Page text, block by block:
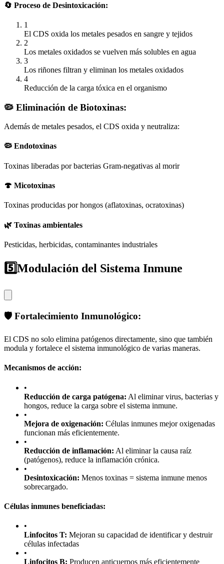
🔄 Proceso de Desintoxicación:
1
El CDS oxida los metales pesados en sangre y tejidos
2
Los metales oxidados se vuelven más solubles en agua
3
Los riñones filtran y eliminan los metales oxidados
4
Reducción de la carga tóxica en el organismo
🦠 Eliminación de Biotoxinas:
Además de metales pesados, el CDS oxida y neutraliza:
🦠 Endotoxinas
Toxinas liberadas por bacterias Gram-negativas al morir
🍄 Micotoxinas
Toxinas producidas por hongos (aflatoxinas, ocratoxinas)
🌿 Toxinas ambientales
Pesticidas, herbicidas, contaminantes industriales
5️⃣Modulación del Sistema Inmune
🛡️ Fortalecimiento Inmunológico:
El CDS no solo elimina patógenos directamente, sino que también
modula y fortalece el sistema inmunológico de varias maneras.
Mecanismos de acción:
•
Reducción de carga patógena: Al eliminar virus, bacterias y
hongos, reduce la carga sobre el sistema inmune.
•
Mejora de oxigenación: Células inmunes mejor oxigenadas
funcionan más eficientemente.
•
Reducción de inflamación: Al eliminar la causa raíz
(patógenos), reduce la inflamación crónica.
•
Desintoxicación: Menos toxinas = sistema inmune menos
sobrecargado.
Células inmunes beneficiadas:
•
Linfocitos T: Mejoran su capacidad de identificar y destruir
células infectadas
•
Linfocitos B: Producen anticuerpos más eficientemente